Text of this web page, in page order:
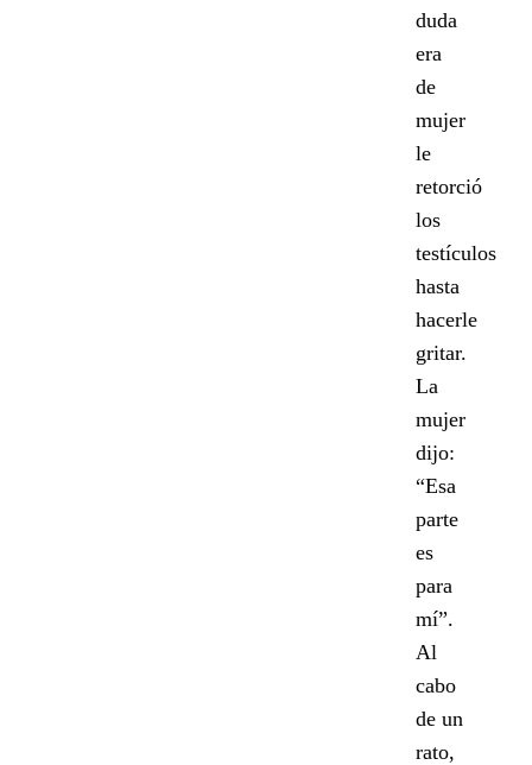
duda
era
de
mujer
le
retorció
los
testículos
hasta
hacerle
gritar.
La
mujer
dijo:
“Esa
parte
es
para
mí”.
Al
cabo
de un
rato,